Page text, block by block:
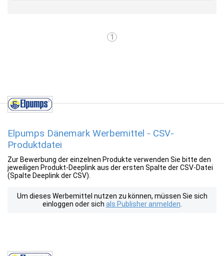
1
Elpumps Dänemark Werbemittel - CSV-
Produktdatei
Zur Bewerbung der einzelnen Produkte verwenden Sie bitte den
jeweiligen Produkt-Deeplink aus der ersten Spalte der CSV-Datei
(Spalte Deeplink der CSV).
Um dieses Werbemittel nutzen zu können, müssen Sie sich
einloggen oder sich als Publisher anmelden